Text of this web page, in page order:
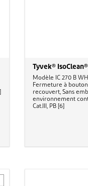
Tyvek® IsoClean®
Modèle IC 270 B
Fermeture à
recouvert, Sans
environnement
Cat.III, PB [6]